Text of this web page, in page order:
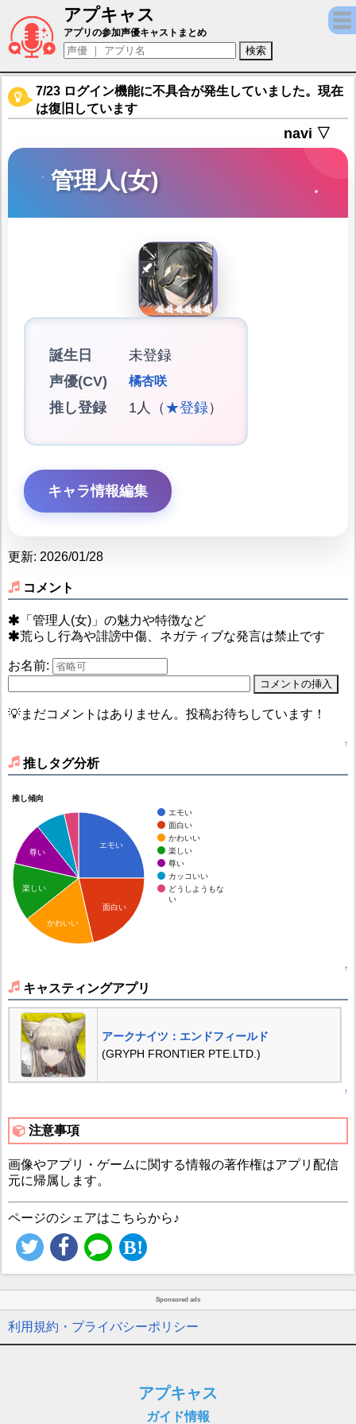
アプキャス
管理人(女)（声優：橘杏咲)【アークナイツ
アプリの参加声優キャストまとめ
7/23 ログイン機能に不具合が発生していました。現在
は復旧しています
navi ▽
管理人(女)
誕生日
未登録
声優(CV)
橘杏咲
推し登録 1人（ ★登録）
キャラ情報編集
更新: 2026/01/28
コメント
「管理人(女)」の魅力や特徴など
荒らし行為や誹謗中傷、ネガティブな発言は禁止です
お名前:
💡まだコメントはありません。投稿お待ちしています！
↑
推しタグ分析
推し傾向
エモい
面白い
かわいい
楽しい
尊い
カッコいい
どうしようもな
い
エモい
面白い
尊い
楽しい
かわいい
↑
キャスティングアプリ
アークナイツ：エンドフィールド
(GRYPH FRONTIER PTE.LTD.)
↑
注意事項
画像やアプリ・ゲームに関する情報の著作権はアプリ配信
元に帰属します。
ページのシェアはこちらから♪
Sponsored ads
利用規約・プライバシーポリシー
アプキャス
ガイド情報